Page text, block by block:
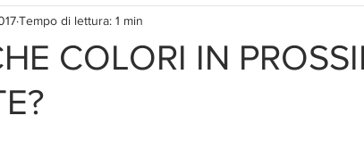
COLORI IN
Tempo di lettura: 1 min